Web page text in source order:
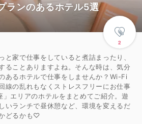
ランのあるホテル5選
2
と家で仕事をしていると煮詰まったり、
ることありますよね。そんな時は、気分
あるホテルで仕事をしませんか？Wi-Fi
線の乱れもなくストレスフリーにお仕事
エリアのホテルをまとめてご紹介。遊
いランチで昼休憩など、環境を変えるだ
どるかも♡